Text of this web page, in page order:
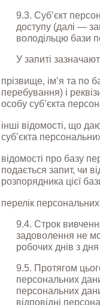
9.3. Суб’єкт
доступу (далі —
володільцю бази
У запиті
прізвище, ім’я та по
перебування) і
особу суб’єкта
інші відомості, що
суб’єкта
відомості про базу
подається запит, чи
розпорядника цієї
перелік
9.4. Строк
задоволення не
робочих днів з
9.5. Протягом
персональних
персональних
відповідні